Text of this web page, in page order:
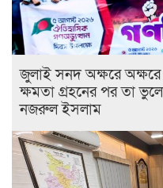
জুলাই সনদ অক্ষরে অক্ষরে
ক্ষমতা গ্রহনের পর তা ভুলে
নজরুল ইসলাম